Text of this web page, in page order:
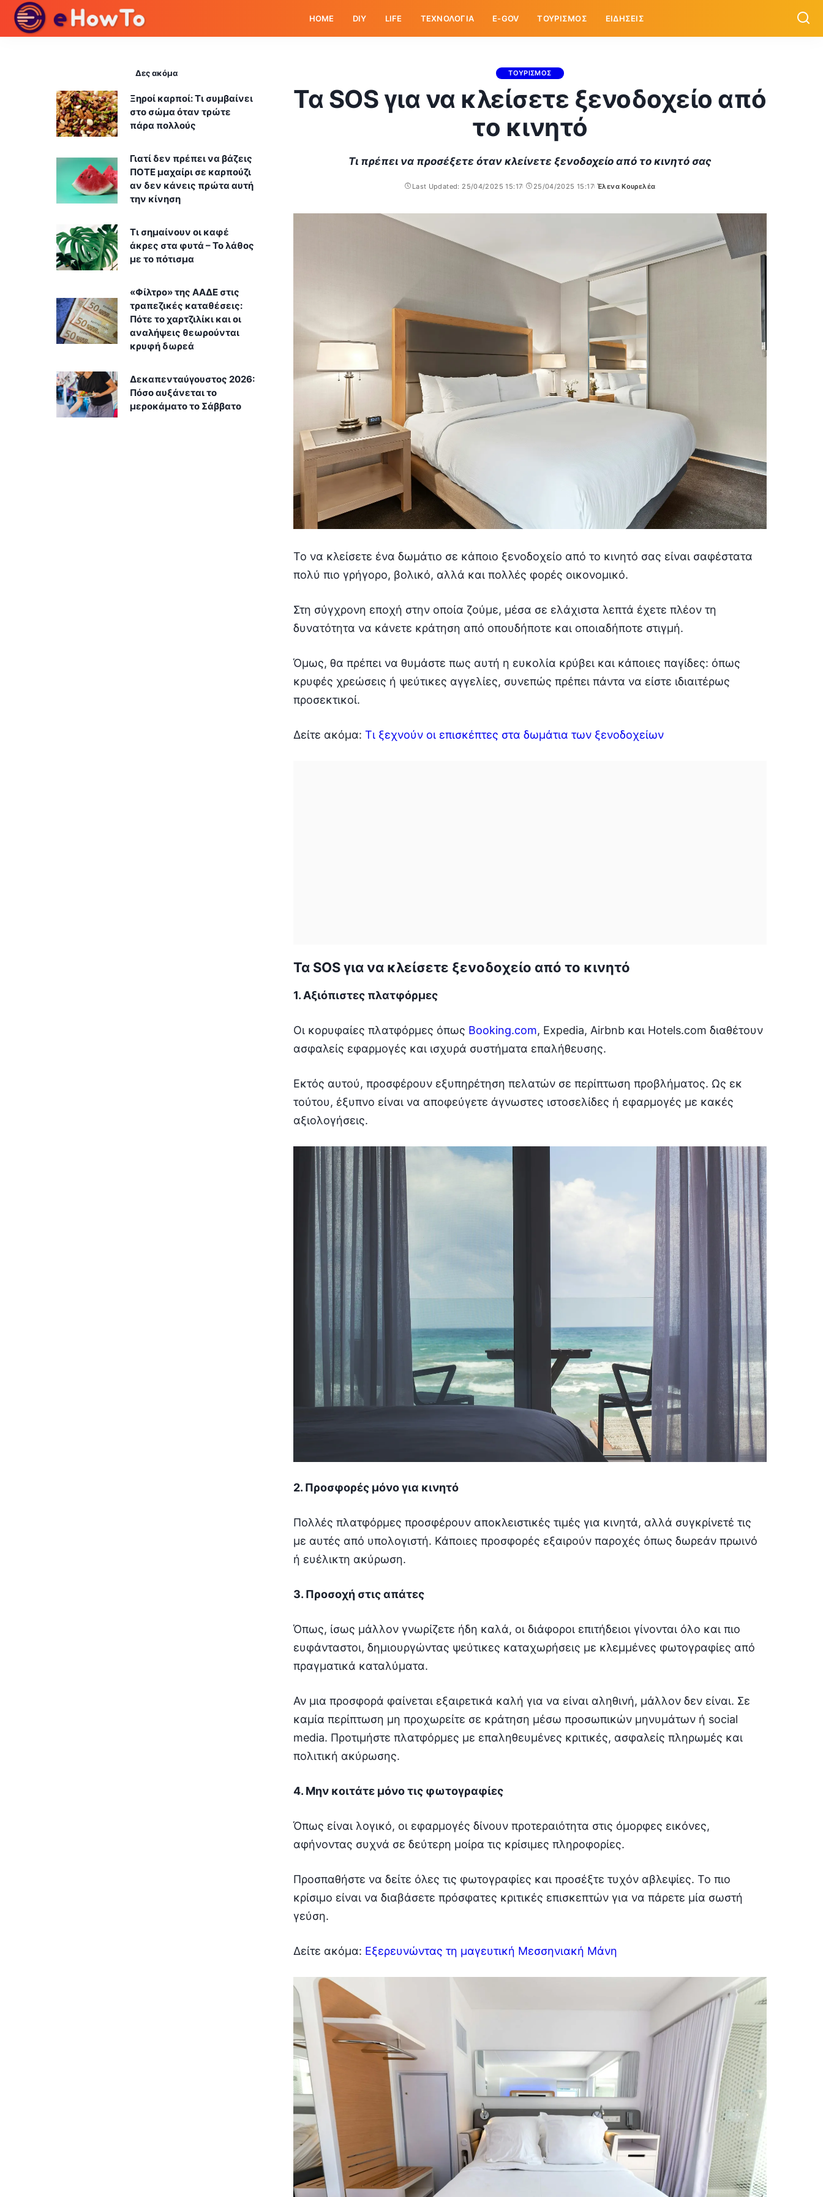
HOME DIY LIFE ΤΕΧΝΟΛΟΓΙΑ E-GOV ΤΟΥΡΙΣΜΟΣ ΕΙΔΗΣΕΙΣ
ΤΟΥΡΙΣΜΟΣ
Τα SOS για να κλείσετε ξενοδοχείο από
το κινητό
Τι πρέπει να προσέξετε όταν κλείνετε ξενοδοχείο από το κινητό σας
Last Updated: 25/04/2025 15:17 25/04/2025 15:17
Posted
Έλενα Κουρελέα
Το να κλείσετε ένα δωμάτιο σε κάποιο ξενοδοχείο από το κινητό σας είναι σαφέστατα
πολύ πιο γρήγορο, βολικό, αλλά και πολλές φορές οικονομικό.
Στη σύγχρονη εποχή στην οποία ζούμε, μέσα σε ελάχιστα λεπτά έχετε πλέον τη
δυνατότητα να κάνετε κράτηση από οπουδήποτε και οποιαδήποτε στιγμή.
Όμως, θα πρέπει να θυμάστε πως αυτή η ευκολία κρύβει και κάποιες παγίδες: όπως
κρυφές χρεώσεις ή ψεύτικες αγγελίες, συνεπώς πρέπει πάντα να είστε ιδιαιτέρως
προσεκτικοί.
Δείτε ακόμα: Τι ξεχνούν οι επισκέπτες στα δωμάτια των ξενοδοχείων
Τα SOS για να κλείσετε ξενοδοχείο από το κινητό
1. Αξιόπιστες πλατφόρμες
Οι κορυφαίες πλατφόρμες όπως Booking.com, Expedia, Airbnb και Hotels.com διαθέτουν
ασφαλείς εφαρμογές και ισχυρά συστήματα επαλήθευσης.
Εκτός αυτού, προσφέρουν εξυπηρέτηση πελατών σε περίπτωση προβλήματος. Ως εκ
τούτου, έξυπνο είναι να αποφεύγετε άγνωστες ιστοσελίδες ή εφαρμογές με κακές
αξιολογήσεις.
2. Προσφορές μόνο για κινητό
Πολλές πλατφόρμες προσφέρουν αποκλειστικές τιμές για κινητά, αλλά συγκρίνετέ τις
με αυτές από υπολογιστή. Κάποιες προσφορές εξαιρούν παροχές όπως δωρεάν πρωινό
ή ευέλικτη ακύρωση.
3. Προσοχή στις απάτες
Όπως, ίσως μάλλον γνωρίζετε ήδη καλά, οι διάφοροι επιτήδειοι γίνονται όλο και πιο
ευφάνταστοι, δημιουργώντας ψεύτικες καταχωρήσεις με κλεμμένες φωτογραφίες από
πραγματικά καταλύματα.
Αν μια προσφορά φαίνεται εξαιρετικά καλή για να είναι αληθινή, μάλλον δεν είναι. Σε
καμία περίπτωση μη προχωρείτε σε κράτηση μέσω προσωπικών μηνυμάτων ή social
media. Προτιμήστε πλατφόρμες με επαληθευμένες κριτικές, ασφαλείς πληρωμές και
πολιτική ακύρωσης.
4. Μην κοιτάτε μόνο τις φωτογραφίες
Όπως είναι λογικό, οι εφαρμογές δίνουν προτεραιότητα στις όμορφες εικόνες,
αφήνοντας συχνά σε δεύτερη μοίρα τις κρίσιμες πληροφορίες.
Προσπαθήστε να δείτε όλες τις φωτογραφίες και προσέξτε τυχόν αβλεψίες. Το πιο
κρίσιμο είναι να διαβάσετε πρόσφατες κριτικές επισκεπτών για να πάρετε μία σωστή
γεύση.
Δείτε ακόμα: Εξερευνώντας τη μαγευτική Μεσσηνιακή Μάνη
Δες ακόμα
Ξηροί καρποί: Τι συμβαίνει
στο σώμα όταν τρώτε
πάρα πολλούς
Γιατί δεν πρέπει να βάζεις
ΠΟΤΕ μαχαίρι σε καρπούζι
αν δεν κάνεις πρώτα αυτή
την κίνηση
Τι σημαίνουν οι καφέ
άκρες στα φυτά – Το λάθος
με το πότισμα
«Φίλτρο» της ΑΑΔΕ στις
τραπεζικές καταθέσεις:
Πότε το χαρτζιλίκι και οι
αναλήψεις θεωρούνται
κρυφή δωρεά
Δεκαπενταύγουστος 2026:
Πόσο αυξάνεται το
μεροκάματο το Σάββατο